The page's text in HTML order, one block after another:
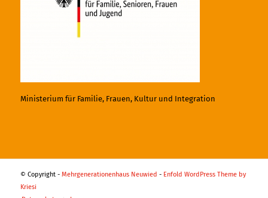
Ministerium für Familie, Frauen, Kultur und Integration
© Copyright - Mehrgenerationenhaus Neuwied - Enfold WordPress Theme by
Kriesi